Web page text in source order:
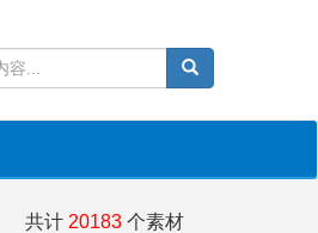
共计 20183 个素材